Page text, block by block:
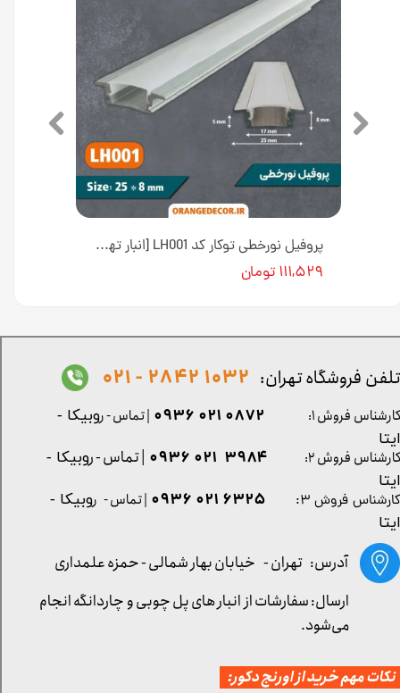
پروفیل نورخطی توکار کد LH001 [انبار تهران]
۱۱۱,۵۲۹ تومان
کارشناس فروش ۳: ۶۳۲۵ ۰۲۱ ۰۹۳۶ | تماس - روبیکا -
ایتا
آدرس: تهران - خیابان بهار شمالی - حمزه علمداری
تلفن فروشگاه تهران: 1032 2842 - 021
مهم خرید از اورنج دکور:
کارشناس فروش ۱: 0872 021 0936 | تماس - روبیکا -
ایتا
کارشناس فروش ۲:
۳۹۸۴ ۰۲۱ ۰۹۳۶ | تماس - روبیکا -
ایتا
ارسال: سفارشات از انبار های پل چوبی و چاردانگه انجام
می‌شود.